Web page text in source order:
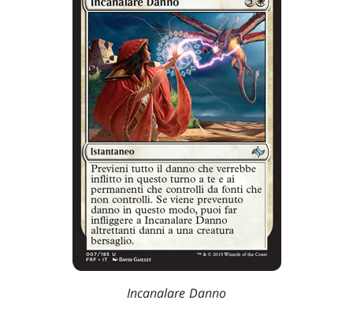
Incanalare Danno